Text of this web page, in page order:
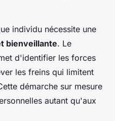
individu nécessite une
bienveillante. Le
d'identifier les forces
les freins qui limitent
démarche sur mesure
autant qu'aux